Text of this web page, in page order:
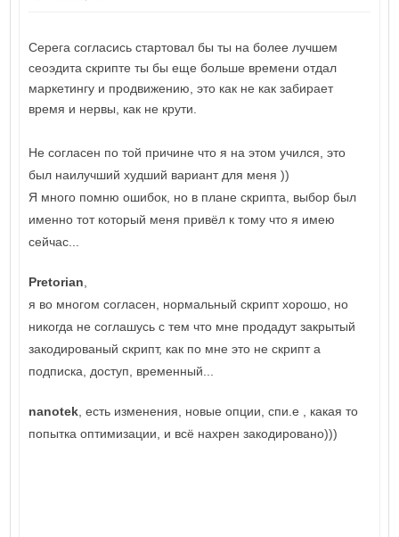
Серега согласись стартовал бы ты на более лучшем
сеоэдита скрипте ты бы еще больше времени отдал
маркетингу и продвижению, это как не как забирает
время и нервы, как не крути.
Не согласен по той причине что я на этом учился, это
был наилучший худший вариант для меня ))
Я много помню ошибок, но в плане скрипта, выбор был
именно тот который меня привёл к тому что я имею
сейчас...
Pretorian
я во многом согласен, нормальный скрипт хорошо, но
никогда не соглашусь с тем что мне продадут закрытый
закодированый скрипт, как по мне это не скрипт а
подписка, доступ, временный...
nanotek , есть изменения, новые опции, спи.е , какая то
попытка оптимизации, и всё нахрен закодировано)))